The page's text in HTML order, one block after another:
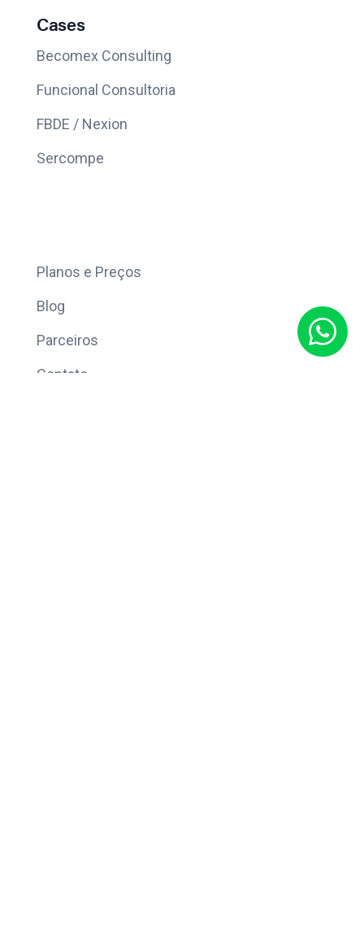
Cases
Becomex Consulting
Funcional Consultoria
FBDE / Nexion
Sercompe
Planos e Preços
Blog
Parceiros
Contato